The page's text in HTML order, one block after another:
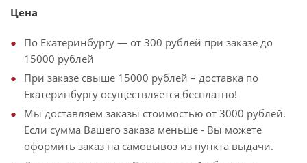
Цена
По Екатеринбургу — от 300 рублей при заказе до
15000 рублей
При заказе свыше 15000 рублей – доставка по
Екатеринбургу осуществляется бесплатно!
Мы доставляем заказы стоимостью от 3000 рублей.
Если сумма Вашего заказа меньше - Вы можете
оформить заказ на самовывоз из пункта выдачи.